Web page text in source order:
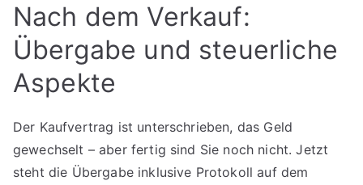
Nach dem Verkauf:
Übergabe und steuerliche
Aspekte
Der Kaufvertrag ist unterschrieben, das Geld
gewechselt – aber fertig sind Sie noch nicht. Jetzt
steht die Übergabe inklusive Protokoll auf dem